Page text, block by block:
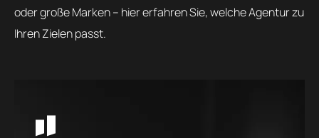
oder große Marken – hier erfahren Sie, welche Agentur zu
Ihren Zielen passt.